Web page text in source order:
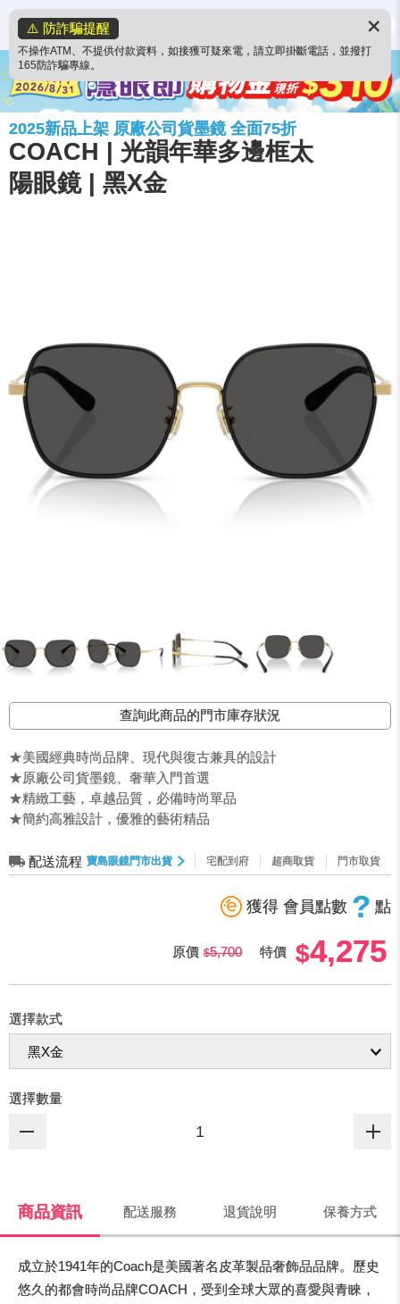
⚠️ 防詐騙提醒
不操作ATM、不提供付款資料，如接獲可疑來電，請立即掛斷電話，並撥打
165防詐騙專線。
✕
2025新品上架 原廠公司貨墨鏡 全面75折
COACH | 光韻年華多邊框太
陽眼鏡 | 黑X金
查詢此商品的門市庫存狀況
★美國經典時尚品牌、現代與復古兼具的設計
★原廠公司貨墨鏡、奢華入門首選
★精緻工藝，卓越品質，必備時尚單品
★簡約高雅設計，優雅的藝術精品
配送流程 寶島眼鏡門市出貨 宅配到府 超商取貨 門市取貨
獲得 會員點數 ? 點
原價 5,700 特價 4,275
選擇款式
選擇數量
商品資訊 配送服務 退貨說明 保養方式
成立於1941年的Coach是美國著名皮革製品奢飾品品牌。歷史
悠久的都會時尚品牌COACH，受到全球大眾的喜愛與青睞，